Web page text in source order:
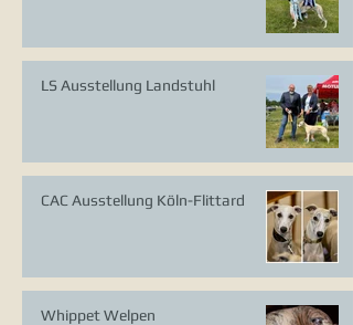
LS Ausstellung Landstuhl
CAC Ausstellung Köln-Flittard
Whippet Welpen